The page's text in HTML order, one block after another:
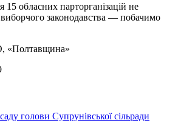
обласних парторганізацій не
законодавства — побачимо
, «Полтавщина»
голови Супрунівської сільради